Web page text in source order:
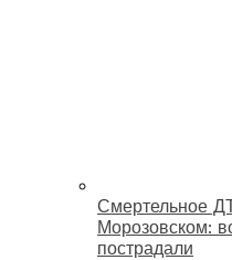
Смертельное
Морозовском:
пострадали